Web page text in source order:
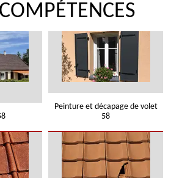
Peinture et décapage de volet
58